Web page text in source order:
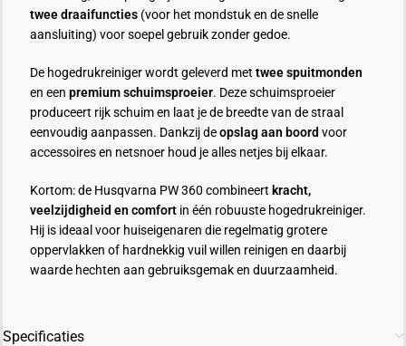
twee draaifuncties (voor het mondstuk en de snelle
aansluiting) voor soepel gebruik zonder gedoe.
De hogedrukreiniger wordt geleverd met twee spuitmonden
en een premium schuimsproeier. Deze schuimsproeier
produceert rijk schuim en laat je de breedte van de straal
eenvoudig aanpassen. Dankzij deopslag aan boord voor
accessoires en netsnoer houd je alles netjes bij elkaar.
Kortom: de Husqvarna PW 360 combineert kracht,
veelzijdigheid en comfort in één robuuste hogedrukreiniger.
Hij is ideaal voor huiseigenaren die regelmatig grotere
oppervlakken of hardnekkig vuil willen reinigen en daarbij
waarde hechten aan gebruiksgemak en duurzaamheid.
Specificaties